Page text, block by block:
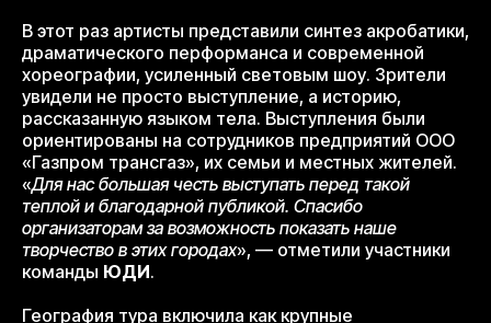
В этот раз артисты представили синтез акробатики,
драматического перформанса и современной
хореографии, усиленный световым шоу. Зрители
увидели не просто выступление, а историю,
рассказанную языком тела. Выступления были
ориентированы на сотрудников предприятий ООО
«Газпром трансгаз», их семьи и местных жителей.
«Для нас большая честь выступать перед такой
теплой и благодарной публикой. Спасибо
организаторам за возможность показать наше
творчество в этих городах», — отметили участники
команды ЮДИ.
География тура включила как крупные